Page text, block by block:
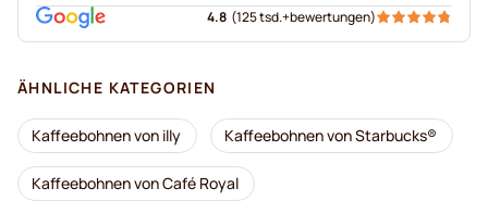
4.8 (125 tsd.+bewertungen)
ÄHNLICHE KATEGORIEN
Kaffeebohnen von illy Kaffeebohnen von Starbucks®
Kaffeebohnen von Café Royal